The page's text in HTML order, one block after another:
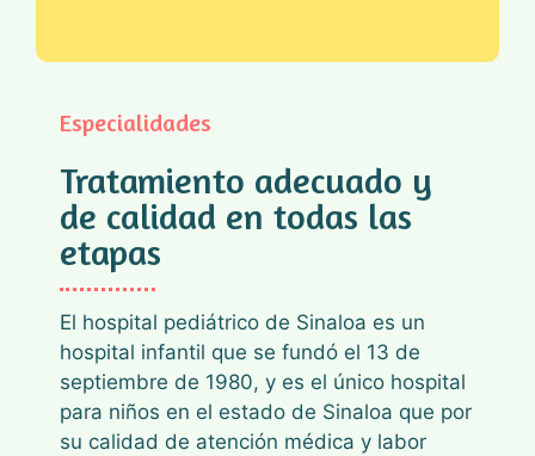
Especialidades
Tratamiento adecuado y
de calidad en todas las
etapas
El hospital pediátrico de Sinaloa es un
hospital infantil que se fundó el 13 de
septiembre de 1980, y es el único hospital
para niños en el estado de Sinaloa que por
su calidad de atención médica y labor